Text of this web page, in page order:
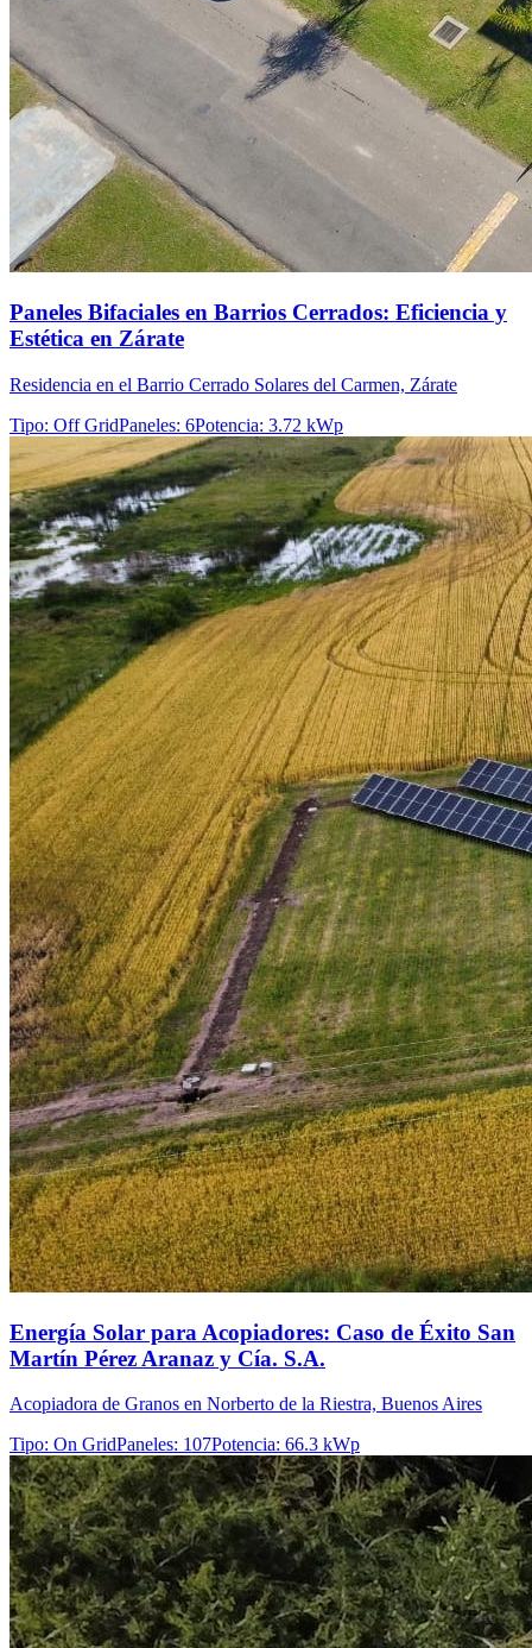
Paneles Bifaciales en Barrios Cerrados: Eficiencia y
Estética en Zárate
Residencia en el Barrio Cerrado Solares del Carmen, Zárate
Tipo: Off GridPaneles: 6Potencia: 3.72 kWp
Energía Solar para Acopiadores: Caso de Éxito San
Martín Pérez Aranaz y Cía. S.A.
Acopiadora de Granos en Norberto de la Riestra, Buenos Aires
Tipo: On GridPaneles: 107Potencia: 66.3 kWp